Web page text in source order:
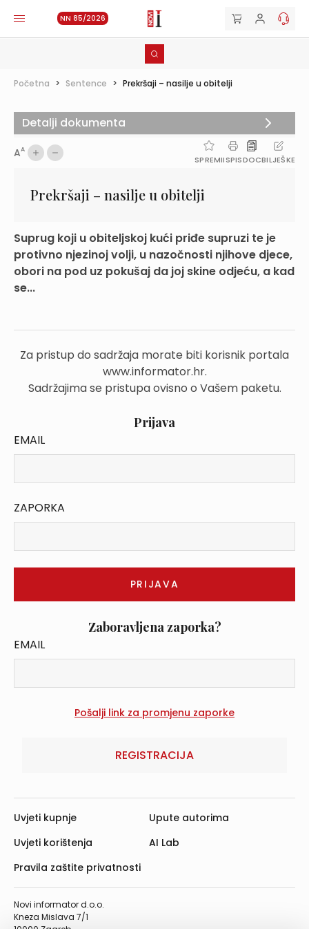
NN 85/2026
Početna > Sentence > Prekršaji – nasilje u obitelji
AA
SPREMIISPISDOCBILJEŠKE
Prekršaji – nasilje u obitelji
Suprug koji u obiteljskoj kući priđe supruzi te je
protivno njezinoj volji, u nazočnosti njihove djece,
obori na pod uz pokušaj da joj skine odjeću, a kad
se...
Za pristup do sadržaja morate biti korisnik portala
www.informator.hr.
Sadržajima se pristupa ovisno o Vašem paketu.
Prijava
EMAIL
ZAPORKA
Zaboravljena zaporka?
EMAIL
REGISTRACIJA
Detalji dokumenta
Novi informator d.o.o.
Kneza Mislava 7/1
Uvjeti kupnje
Uvjeti korištenja
Pravila zaštite privatnosti
Upute autorima
AI Lab